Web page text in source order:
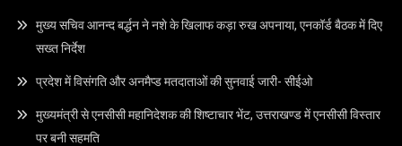
मुख्य सचिव आनन्द बर्द्धन ने नशे के खिलाफ कड़ा रुख अपनाया, एनकॉर्ड बैठक में दिए
सख्त निर्देश
प्रदेश में विसंगति और अनमैप्ड मतदाताओं की सुनवाई जारी- सीईओ
मुख्यमंत्री से एनसीसी महानिदेशक की शिष्टाचार भेंट, उत्तराखण्ड में एनसीसी विस्तार
पर बनी सहमति